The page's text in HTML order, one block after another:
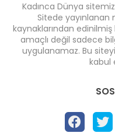
Kadınca Dünya
Sitede yayınlanan
kaynaklarından
amaçlı değil sadece
uygulanamaz. Bu
kabul